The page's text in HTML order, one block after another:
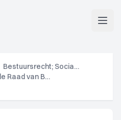
Bestuursrecht; Socialezekerheidsrecht
Centrale Raad van Beroep